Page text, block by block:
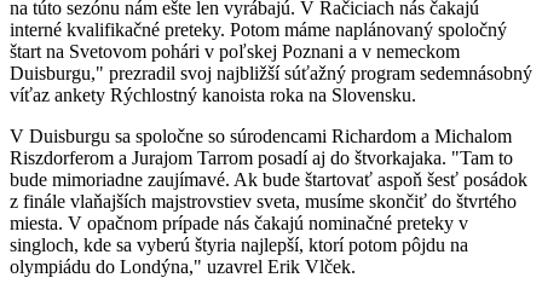
na túto sezónu nám ešte len vyrábajú. V Račiciach nás čakajú
interné kvalifikačné preteky. Potom máme naplánovaný spoločný
štart na Svetovom pohári v poľskej Poznani a v nemeckom
Duisburgu," prezradil svoj najbližší súťažný program sedemnásobný
víťaz ankety Rýchlostný kanoista roka na Slovensku.
V Duisburgu sa spoločne so súrodencami Richardom a Michalom
Riszdorferom a Jurajom Tarrom posadí aj do štvorkajaka. "Tam to
bude mimoriadne zaujímavé. Ak bude štartovať aspoň šesť posádok
z finále vlaňajších majstrovstiev sveta, musíme skončiť do štvrtého
miesta. V opačnom prípade nás čakajú nominačné preteky v
singloch, kde sa vyberú štyria najlepší, ktorí potom pôjdu na
olympiádu do Londýna," uzavrel Erik Vlček.